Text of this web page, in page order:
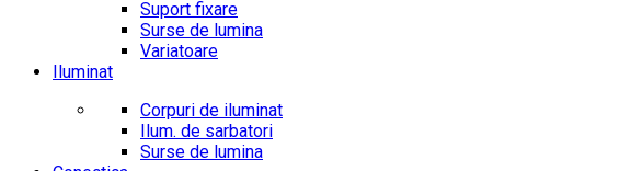
Suport fixare
Surse de lumina
Variatoare
Iluminat
Corpuri de iluminat
Ilum. de sarbatori
Surse de lumina